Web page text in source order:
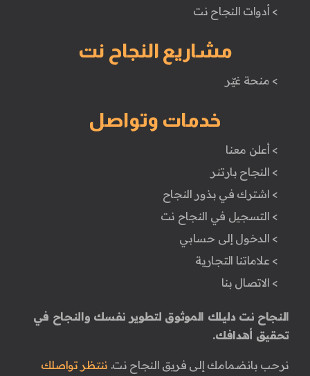
> أدوات النجاح نت
مشاريع النجاح نت
> منحة غيّر
خدمات وتواصل
> أعلن معنا
> النجاح بارتنر
> اشترك في بذور النجاح
> التسجيل في النجاح نت
> الدخول إلى حسابي
> علاماتنا التجارية
> الاتصال بنا
النجاح نت دليلك الموثوق لتطوير نفسك والنجاح في
تحقيق أهدافك.
نرحب بانضمامك إلى فريق النجاح نت. ننتظر تواصلك